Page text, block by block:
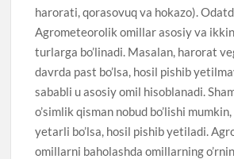
harorati, qorasovuq va hokazo).
Agrometeorolik omillar asosiy va
turlarga bo’linadi. Masalan, harorat
davrda past bo’lsa, hosil pishib
sababli u asosiy omil hisoblanadi.
o’simlik qisman nobud bo’lishi
yetarli bo’lsa, hosil pishib yetiladi.
omillarni baholashda omillarning